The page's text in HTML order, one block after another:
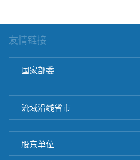
友情链接
国家部委
流域沿线省市
股东单位